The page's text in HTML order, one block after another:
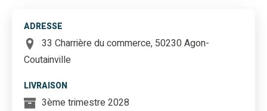
ADRESSE
33 Charrière du commerce, 50230 Agon-
Coutainville
LIVRAISON
3ème trimestre 2028